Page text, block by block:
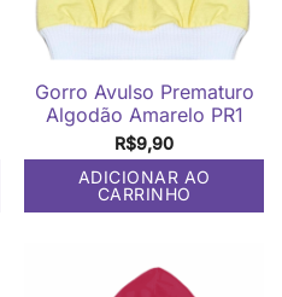
Gorro Avulso Prematuro
Algodão Amarelo PR1
R$9,90
ADICIONAR AO
CARRINHO